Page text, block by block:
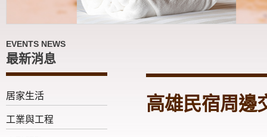
EVENTS NEWS
最新消息
居家生活
工業與工程
高雄民宿周邊